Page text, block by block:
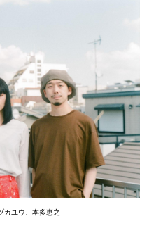
カユウ、本多恵之